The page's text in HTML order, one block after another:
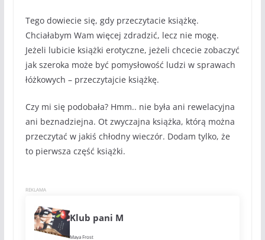
Tego dowiecie się, gdy przeczytacie książkę.
Chciałabym Wam więcej zdradzić, lecz nie mogę.
Jeżeli lubicie książki erotyczne, jeżeli chcecie zobaczyć
jak szeroka może być pomysłowość ludzi w sprawach
łóżkowych – przeczytajcie książkę.
Czy mi się podobała? Hmm.. nie była ani rewelacyjna
ani beznadziejna. Ot zwyczajna książka, którą można
przeczytać w jakiś chłodny wieczór. Dodam tylko, że
to pierwsza część książki.